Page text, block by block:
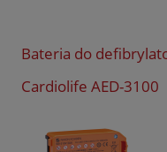
Bateria do
Cardiolife AED-3100